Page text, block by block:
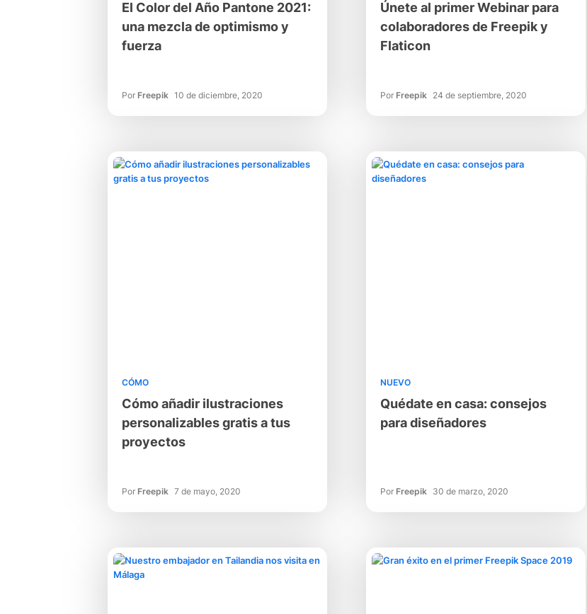
El Color del Año Pantone 2021:
una mezcla de optimismo y
fuerza
Por Freepik 10 de diciembre, 2020
Únete al primer Webinar para
colaboradores de Freepik y
Flaticon
Por Freepik 24 de septiembre, 2020
CÓMO
Cómo añadir ilustraciones
personalizables gratis a tus
proyectos
Por Freepik 7 de mayo, 2020
NUEVO
Quédate en casa: consejos
para diseñadores
Por Freepik 30 de marzo, 2020